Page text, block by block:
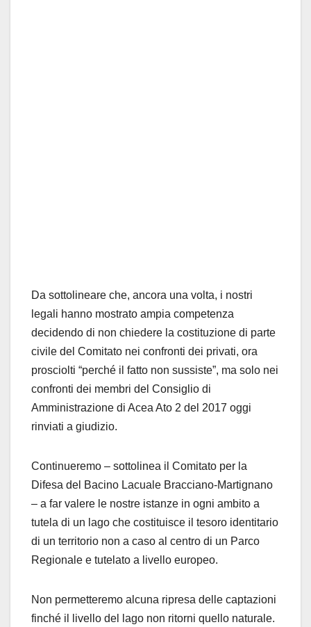
Da sottolineare che, ancora una volta, i nostri
legali hanno mostrato ampia competenza
decidendo di non chiedere la costituzione di parte
civile del Comitato nei confronti dei privati, ora
prosciolti “perché il fatto non sussiste”, ma solo nei
confronti dei membri del Consiglio di
Amministrazione di Acea Ato 2 del 2017 oggi
rinviati a giudizio.
Continueremo – sottolinea il Comitato per la
Difesa del Bacino Lacuale Bracciano-Martignano
– a far valere le nostre istanze in ogni ambito a
tutela di un lago che costituisce il tesoro identitario
di un territorio non a caso al centro di un Parco
Regionale e tutelato a livello europeo.
Non permetteremo alcuna ripresa delle captazioni
finché il livello del lago non ritorni quello naturale.